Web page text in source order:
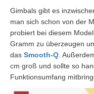
Gimbals gibt es
man sich schon von der
probiert bei diesem
Gramm zu überzeugen
das Smooth-Q.
cm groß und sollte so
Funktionsumfang